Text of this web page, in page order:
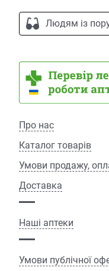
Людям із
Про нас
Каталог товарів
Умови продажу,
Доставка
Наші аптеки
Умови публічної